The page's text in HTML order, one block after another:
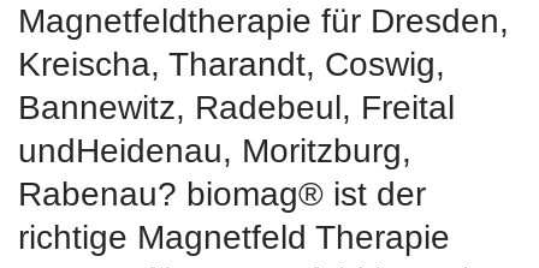
Magnetfeldtherapie für Dresden,
Kreischa, Tharandt, Coswig,
Bannewitz, Radebeul, Freital
undHeidenau, Moritzburg,
Rabenau? biomag® ist der
richtige Magnetfeld Therapie